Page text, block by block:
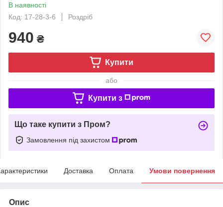
В наявності
Код: 17-28-3-6
Роздріб
940 ₴
Купити
або
Купити з
Що таке купити з Пром?
Замовлення під захистом
Доставка Оплата Умови повернення
Опис